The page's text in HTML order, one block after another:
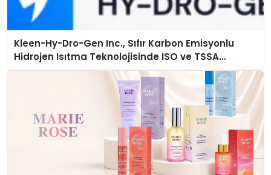
Kleen-Hy-Dro-Gen Inc., Sıfır Karbon Emisyonlu
Hidrojen Isıtma Teknolojisinde ISO ve TSSA
Düzenleyici Onaylarını Aldı